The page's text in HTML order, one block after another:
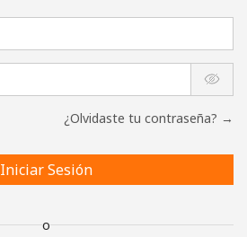
¿Olvidaste tu contraseña? →
Iniciar Sesión
o